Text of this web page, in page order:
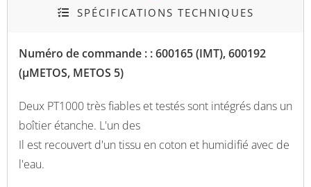
SPÉCIFICATIONS TECHNIQUES
Numéro de commande : : 600165 (IMT), 600192
(µMETOS, METOS 5)
Deux PT1000 très fiables et testés sont intégrés dans un
boîtier étanche. L'un des
Il est recouvert d'un tissu en coton et humidifié avec de
l'eau.